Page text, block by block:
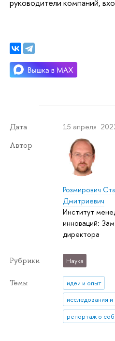
руководители компаний,
Дата 15 апреля
Автор
Розмирович
Дмитриевич
Институт
инноваций:
директора
Рубрики Наука
Темы
идеи и опыт
исследования и
репортаж о